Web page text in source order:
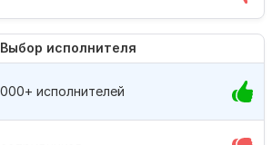
Выбор исполнителя
исполнителей